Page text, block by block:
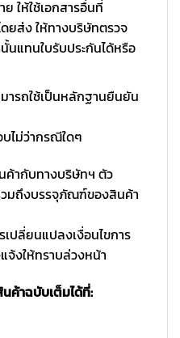
ให้ใช้เอกสารอื่นที่
ยส่ง ให้ทางบริษัทตรวจ
นแทนใบรับประกันได้หรือ
ารถใช้เป็นหลักฐานยืนยัน
ไม่ว่ากรณีใดๆ
ากับทางบริษัทฯ ตัว
มถึงบรรจุภัณฑ์ของสินค้า
ปลี่ยนแปลงเงื่อนไขการ
จ้งให้ทราบล่วงหน้า
ค้าฉบับเต็มได้ที่: